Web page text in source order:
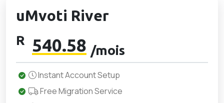
uMvoti River
R 540.58 /mois
Instant Account Setup
Free Migration Service